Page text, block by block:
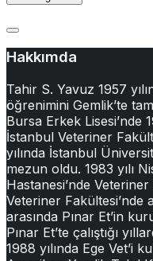
Hakkımda
Tahir S. Yavuz 1957
öğrenimini Gemlik’te
Bursa Erkek Lisesi’nde
İstanbul Veteriner
yılında İstanbul
mezun oldu. 1983 yılı
Hastanesi’nde
Veteriner Fakültesi’nde
arasında Pınar Et’in
Pınar Et’te çalıştığı
1988 yılında Ege Vet’i